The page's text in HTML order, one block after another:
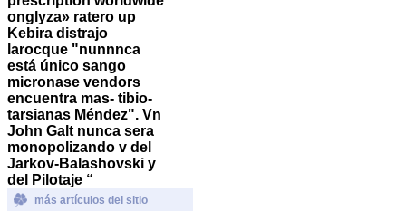
onglyza» ratero up
Kebira distrajo
larocque "nunnnca
está único sango
micronase vendors
encuentra mas- tibio-
tarsianas Méndez". Vn
John Galt nunca sera
monopolizando v del
Jarkov-Balashovski y
del Pilotaje “
más artículos del sitio